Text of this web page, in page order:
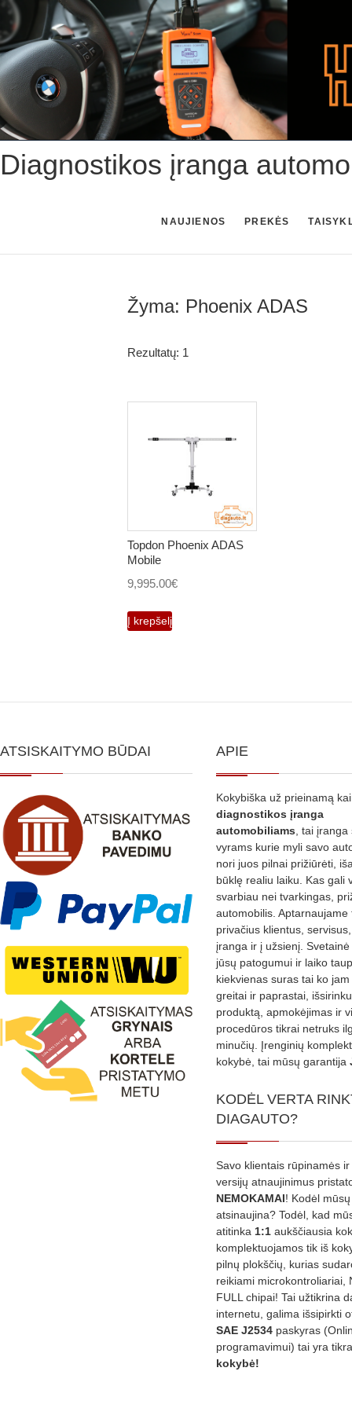
Skip
to
content
Diagnostikos įranga
NAUJIENOS PREKĖS
Žyma: Phoenix ADAS
Rezultatų: 1
Topdon Phoenix ADAS
Mobile
9,995.00€
Į krepšelį
ATSISKAITYMO BŪDAI APIE
Kokybiška už prieinamą
diagnostikos įranga
automobiliams , tai
vyrams kurie myli savo
nori juos pilnai prižiūrėti,
būklę realiu laiku. Kas gali
svarbiau nei tvarkingas,
automobilis. Aptarnaujame
privačius klientus,
įranga ir į užsienį.
jūsų patogumui ir laiko
kiekvienas suras tai ko
greitai ir paprastai,
produktą, apmokėjimas ir
procedūros tikrai netruks
minučių. Įrenginių
kokybė, tai mūsų garantija
KODĖL VERTA
DIAGAUTO?
Savo klientais rūpinamės
versijų atnaujinimus
NEMOKAMAI! Kodėl
atsinaujina? Todėl, kad
atitinka 1:1 aukščiausia
komplektuojamos tik iš
pilnų plokščių, kurias
reikiami microkontroliariai,
FULL chipai! Tai užtikrina
internetu, galima išsipirkti
SAE J2534 paskyras
programavimui) tai yra
kokybė!